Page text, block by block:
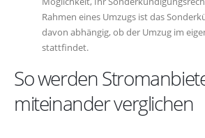
Rahmen eines Umzugs ist das
davon abhängig, ob der Umzug im
stattfindet.
So werden
miteinander verglichen